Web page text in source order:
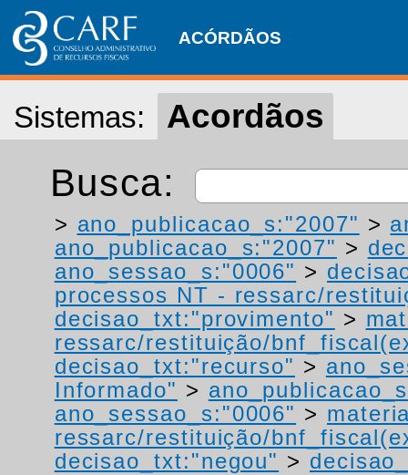
ACÓRDÃOS
Sistemas: Acordãos
Busca:
> ano_publicacao_s:"2007" >
ano_publicacao_s:"2007" >
ano_sessao_s:"0006" >
processos NT - ressarc/
decisao_txt:"provimento" >
ressarc/restituição/
decisao_txt:"recurso" >
Informado" >
ano_sessao_s:"0006" >
ressarc/restituição/
decisao_txt:"negou" >